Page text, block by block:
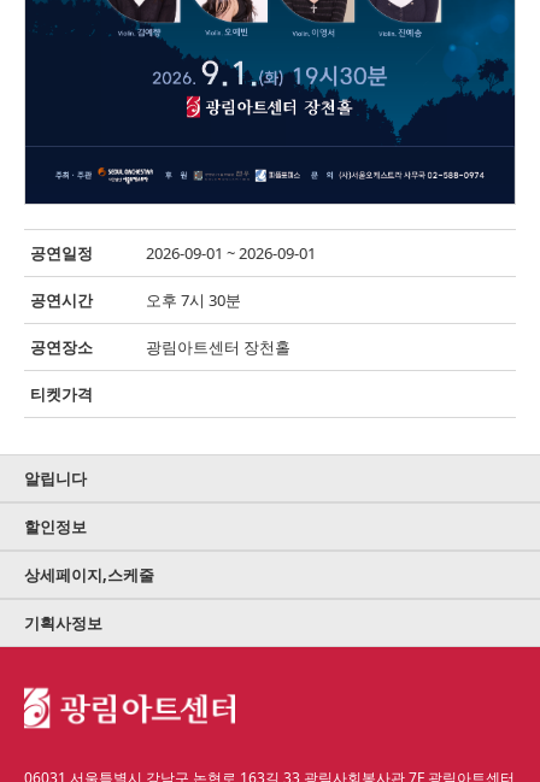
공연일정 2026-09-01 ~ 2026-09-01
공연시간 오후 7시 30분
공연장소 광림아트센터 장천홀
티켓가격
알립니다
할인정보
상세페이지,스케줄
기획사정보
06031 서울특별시 강남구 논현로 163길 33 광림사회봉사관 7F 광림아트센터